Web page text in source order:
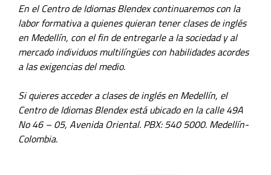
En el Centro de Idiomas Blendex continuaremos con la
labor formativa a quienes quieran tener clases de inglés
en Medellín, con el fin de entregarle a la sociedad y al
mercado individuos multilíngües con habilidades acordes
a las exigencias del medio.
Si quieres acceder a clases de inglés en Medellín, el
Centro de Idiomas Blendex está ubicado en la calle 49A
No 46 – 05, Avenida Oriental. PBX: 540 5000. Medellín-
Colombia.